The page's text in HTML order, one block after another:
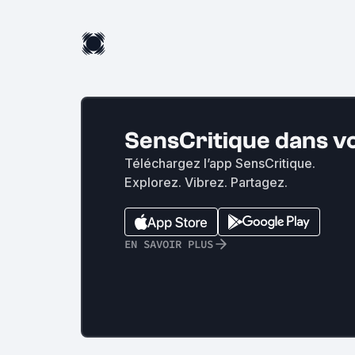
SensCritique dans
Téléchargez l’app SensCritique.
Explorez. Vibrez. Partagez.
EN SAVOIR PLUS